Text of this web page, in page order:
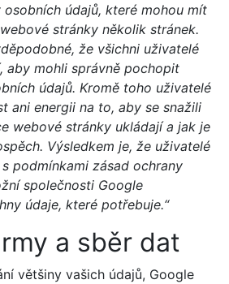
údajů, které mohou mít
stránky několik stránek.
že všichni uživatelé
aby mohli správně pochopit
údajů. Kromě toho uživatelé
ani energii na to, aby se snažili
webové stránky ukládají a jak je
Výsledkem je, že uživatelé
podmínkami zásad ochrany
společnosti Google
údaje, které potřebuje.“
a sběr dat
většiny vašich údajů, Google